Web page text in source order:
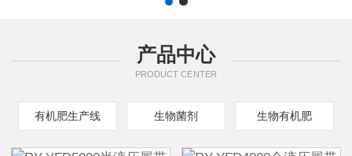
产品中心
PRODUCT CENTER
有机肥生产线 生物菌剂 生物有机肥